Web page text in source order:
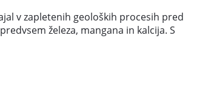
v zapletenih geoloških procesih pred
železa, mangana in kalcija. S